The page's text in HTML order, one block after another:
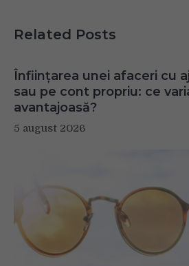
Related Posts
Înființarea unei afaceri cu
sau pe cont propriu: ce
avantajoasă?
5 august 2026